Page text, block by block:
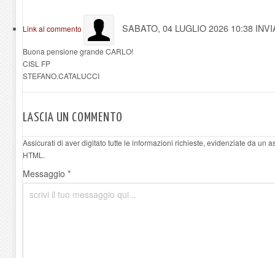
Link al commento SABATO, 04 LUGLIO 2026 10:38
Buona pensione grande CARLO!
CISL FP
STEFANO.CATALUCCI
LASCIA UN COMMENTO
Assicurati di aver digitato tutte le informazioni richieste, evidenziate da un
HTML.
Messaggio *